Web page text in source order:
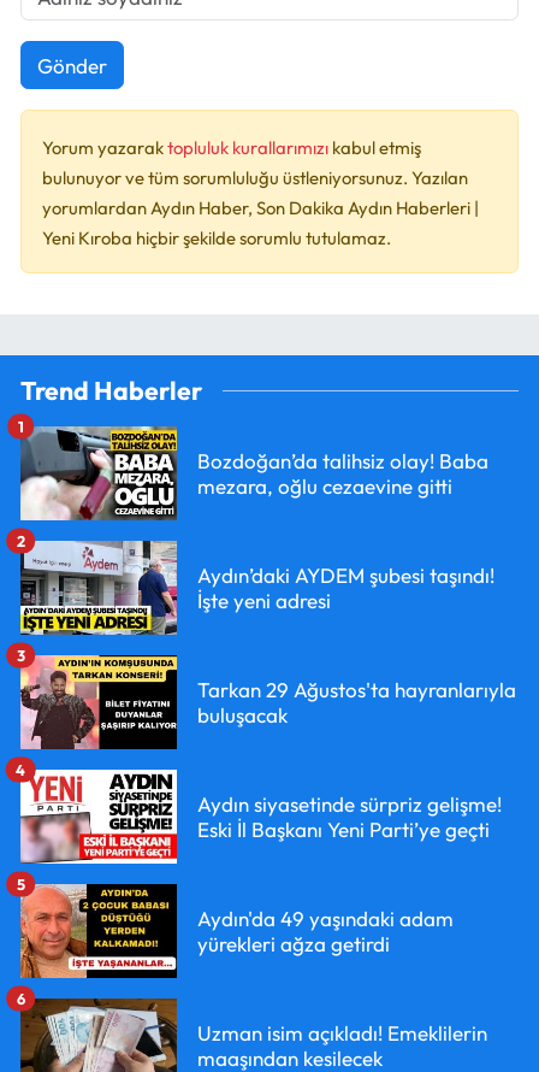
Gönder
Yorum yazaraktopluluk kurallarımızı kabul etmiş
bulunuyor ve tüm sorumluluğu üstleniyorsunuz. Yazılan
yorumlardan Aydın Haber, Son Dakika Aydın Haberleri |
Yeni Kıroba hiçbir şekilde sorumlu tutulamaz.
Trend Haberler
Bozdoğan’da talihsiz olay! Baba
mezara, oğlu cezaevine gitti
1
Aydın’daki AYDEM şubesi taşındı!
İşte yeni adresi
2
Tarkan 29 Ağustos'ta hayranlarıyla
buluşacak
3
Aydın siyasetinde sürpriz gelişme!
Eski İl Başkanı Yeni Parti’ye geçti
4
Aydın'da 49 yaşındaki adam
yürekleri ağza getirdi
5
Uzman isim açıkladı! Emeklilerin
maaşından kesilecek
6